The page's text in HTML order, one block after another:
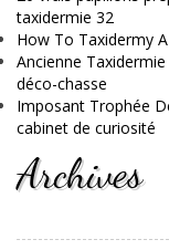
taxidermie 32
How To Taxidermy
Ancienne
déco-chasse
Imposant Trophée
cabinet de curiosité
Archives